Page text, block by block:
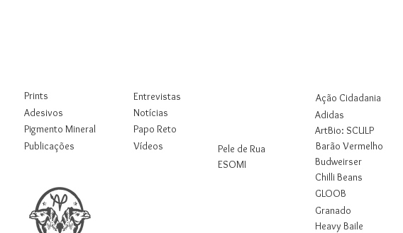
Prints
Adesivos
Pigmento Mineral
Publicações
Entrevistas
Notícias
Papo Reto
Vídeos
Pele de Rua
ESOMI
Ação Cidadania
Adidas
ArtBio: SCULP
Barão Vermelho
Budweirser
Chilli Beans
GLOOB
Granado
Heavy Baile